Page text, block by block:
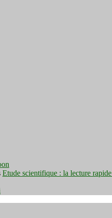
Etude scientifique : la lecture